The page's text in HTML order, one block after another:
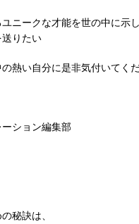
ニークな才能を世の中に示し
りたい
熱い自分に是非気付いてくだ
ション編集部
秘訣は、